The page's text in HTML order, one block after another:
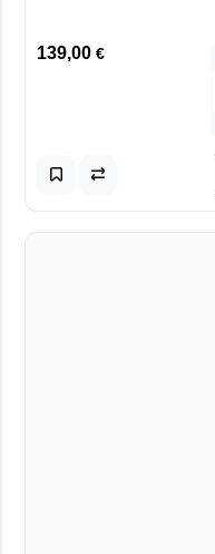
139,00 €